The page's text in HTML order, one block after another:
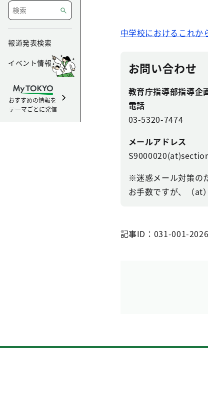
報道発表検索
イベント情報
おすすめの情報を
テーマごとに発信
中学校におけるこれか
お問い合わせ
教育庁指導部指導企
電話
03-5320-7474
メールアドレス
※迷惑メール対策の
お手数ですが、（at
記事ID：031-001-